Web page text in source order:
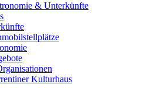
& Unterkünfte
Kulturhaus